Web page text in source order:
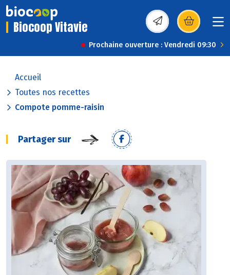
Biocoop Vitavie (s’ouvre dans une
Prochaine ouverture : Vendredi 09:30
Accueil
Toutes nos recettes
Compote pomme-raisin
Partager sur